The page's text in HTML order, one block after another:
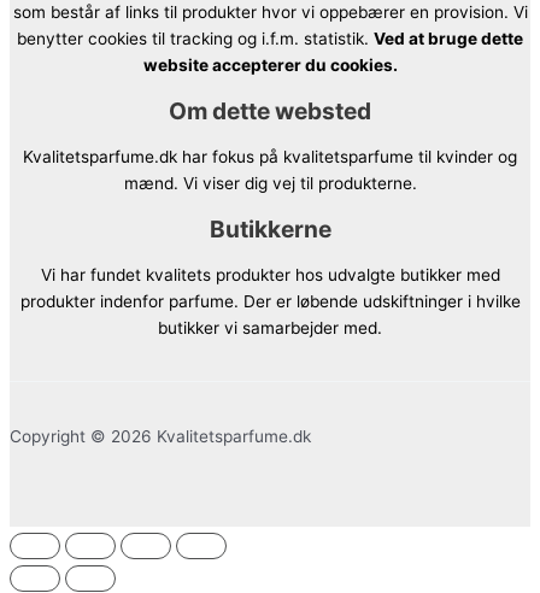
som består af links til produkter hvor vi oppebærer en provision. Vi
benytter cookies til tracking og i.f.m. statistik. Ved at bruge dette
website accepterer du cookies.
Om dette websted
Kvalitetsparfume.dk har fokus på kvalitetsparfume til kvinder og
mænd. Vi viser dig vej til produkterne.
Butikkerne
Vi har fundet kvalitets produkter hos udvalgte butikker med
produkter indenfor parfume. Der er løbende udskiftninger i hvilke
butikker vi samarbejder med.
Copyright © 2026 Kvalitetsparfume.dk